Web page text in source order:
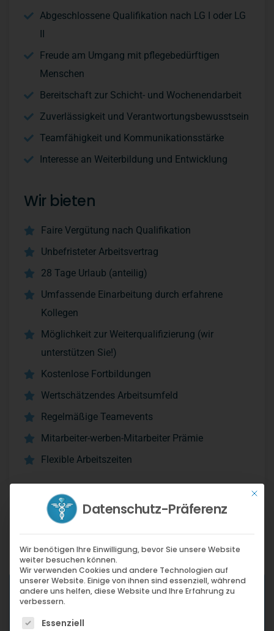
Abgeschlossene Qualifikation nach LG I oder LG
Freude am Umgang mit pflegebedürftigen
Menschen
Bereitschaft zur Schicht- und Wochenendarbeit
Zuverlässigkeit und Verantwortungsbewusstsein
Teamfähigkeit und Kommunikationsstärke
Interesse an Weiterbildung und Entwicklung
Wir bieten
Faire Vergütung nach Qualifikation
Unbefristeter Arbeitsvertrag
28 Tage Urlaub (anteilig)
Umfassende Einarbeitung durch erfahrene
Kollegen
Möglichkeit zur Weiterqualifizierung (wir
unterstützen Sie!)
Kostenlose Fortbildungen
Wertschätzendes Arbeitsumfeld
Regelmäßige Teamevents
Mitarbeiter-werben-Mitarbeiter Prämie
Flexible Arbeitszeiten
Diese Stelle ist genau das
Richtige für Sie?
Mit
Datenschutz-Präferenz
Wir benötigen Ihre Einwilligung, bevor Sie unsere Website
weiter besuchen können.
Wir verwenden Cookies und andere Technologien auf
unserer Website. Einige von ihnen sind essenziell, während
andere uns helfen, diese Website und Ihre Erfahrung zu
verbessern.
Es folgt eine Liste der Service-Gruppen, für die
Essenziell